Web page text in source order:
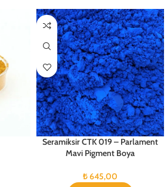
Seramiksir CTK 019 – Parlament
Mavi Pigment Boya
₺645,00